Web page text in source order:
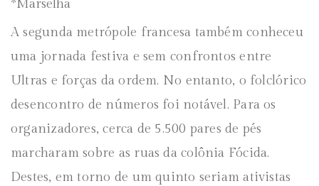
*Marselha
A segunda metrópole francesa também conheceu
uma jornada festiva e sem confrontos entre
Ultras e forças da ordem. No entanto, o folclórico
desencontro de números foi notável. Para os
organizadores, cerca de 5.500 pares de pés
marcharam sobre as ruas da colônia Fócida.
Destes, em torno de um quinto seriam ativistas